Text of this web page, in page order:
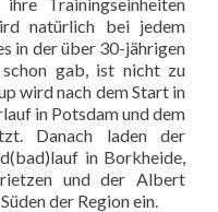
natürlich bei jedem
in der über 30-jährigen
schon gab, ist nicht zu
wird nach dem Start in
in Potsdam und dem
Danach laden der
in Borkheide,
und der Albert
der Region ein.